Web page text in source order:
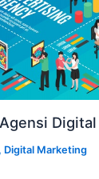
, Digital Marketing